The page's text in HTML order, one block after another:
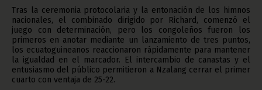
Tras la ceremonia protocolaria y la entonación de los himnos
nacionales, el combinado dirigido por Richard, comenzó el
juego con determinación, pero los congoleños fueron los
primeros en anotar mediante un lanzamiento de tres puntos,
los ecuatoguineanos reaccionaron rápidamente para mantener
la igualdad en el marcador. El intercambio de canastas y el
entusiasmo del público permitieron a Nzalang cerrar el primer
cuarto con ventaja de 25-22.